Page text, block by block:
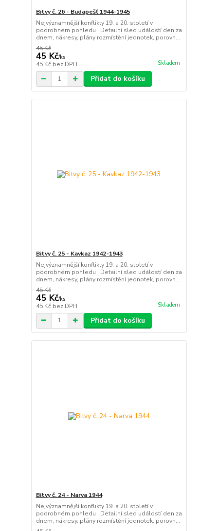
Bitvy č. 26 - Budapešť 1944-1945
Nejvýznamnější konflikty 19. a 20. století v
podrobném pohledu Detailní sled událostí den za
dnem, nákresy, plány rozmístění jednotek, porovn...
45 Kč
45 Kč/ks
45 Kč bez DPH Skladem
Přidat do košíku
Bitvy č. 25 - Kavkaz 1942-1943
Nejvýznamnější konflikty 19. a 20. století v
podrobném pohledu Detailní sled událostí den za
dnem, nákresy, plány rozmístění jednotek, porovn...
45 Kč
45 Kč/ks
45 Kč bez DPH Skladem
Přidat do košíku
Bitvy č. 24 - Narva 1944
Nejvýznamnější konflikty 19. a 20. století v
podrobném pohledu Detailní sled událostí den za
dnem, nákresy, plány rozmístění jednotek, porovn...